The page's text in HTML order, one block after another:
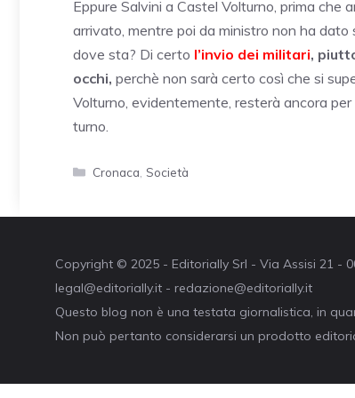
Eppure Salvini a Castel Volturno, prima che
arrivato, mentre poi da ministro non ha
dove sta? Di certo l’invio dei militari,
occhi, perchè non sarà certo così che si
Volturno, evidentemente, resterà ancora
turno.
Categorie
Cronaca Società
Copyright © 2025 - Editorially Srl - Via Assisi 21 -
legal@editorially.it - redazione@editorially.it
Questo blog non è una testata giornalistica, in
Non può pertanto considerarsi un prodotto